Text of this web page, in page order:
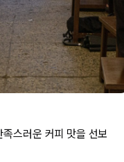
스러운 커피 맛을 선보